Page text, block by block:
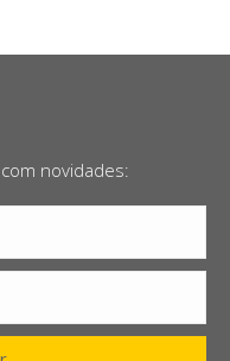
novidades: